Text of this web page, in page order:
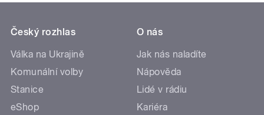
Český rozhlas
Válka na Ukrajině
Komunální volby
Stanice
eShop
O nás
Jak nás naladíte
Nápověda
Lidé v rádiu
Kariéra